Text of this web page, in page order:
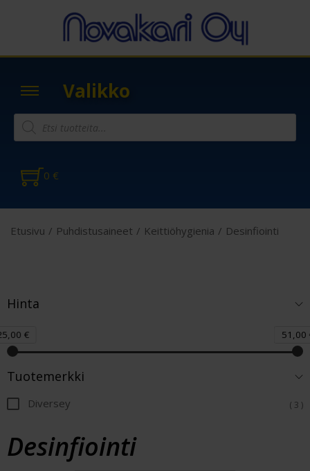
Valikko
0 €
Etusivu / Puhdistusaineet / Keittiöhygienia / Desinfiointi
Hinta
€ 51,00
Tuotemerkki
Diversey ( 3 )
Desinfiointi